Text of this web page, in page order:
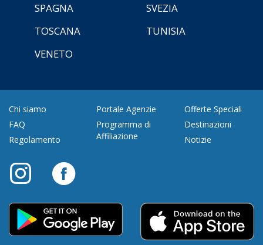
SPAGNA
SVEZIA
TOSCANA
TUNISIA
VENETO
Chi siamo
FAQ
Regolamento
Portale Agenzie
Programma di
Affiliazione
Offerte Speciali
Destinazioni
Notizie